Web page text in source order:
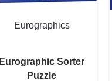
Eurographics
Eurographic Sorter
Puzzle